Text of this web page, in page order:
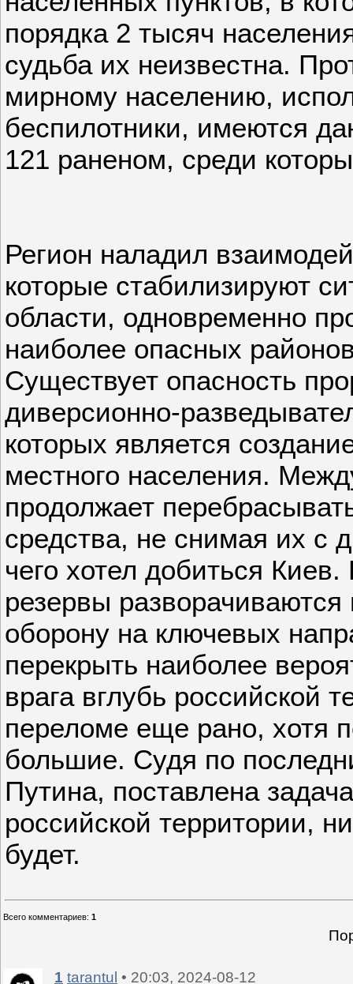
порядка 2 тысяч
судьба их неизвестна.
мирному населению,
беспилотники, имеются
121 раненом, среди
Регион наладил
которые стабилизируют
области, одновременно
наиболее опасных
Существует опасность
диверсионно-
которых является
местного населения.
продолжает
средства, не снимая их с
чего хотел добиться
резервы
оборону на ключевых
перекрыть наиболее
врага вглубь российской
переломе еще рано, хотя
большие. Судя по
Путина, поставлена
российской территории,
будет.
Всего комментариев: 1
1 tarantul • 20:03, 2024-08-12